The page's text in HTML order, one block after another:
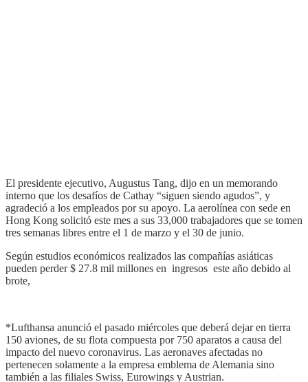
El presidente ejecutivo, Augustus Tang, dijo en un memorando
interno que los desafíos de Cathay “siguen siendo agudos”, y
agradeció a los empleados por su apoyo. La aerolínea con sede en
Hong Kong solicitó este mes a sus 33,000 trabajadores que se tomen
tres semanas libres entre el 1 de marzo y el 30 de junio.
Según estudios económicos realizados las compañías asiáticas
pueden perder $ 27.8 mil millones en ingresos este año debido al
brote,
*Lufthansa anunció el pasado miércoles que deberá dejar en tierra
150 aviones, de su flota compuesta por 750 aparatos a causa del
impacto del nuevo coronavirus. Las aeronaves afectadas no
pertenecen solamente a la empresa emblema de Alemania sino
también a las filiales Swiss, Eurowings y Austrian.